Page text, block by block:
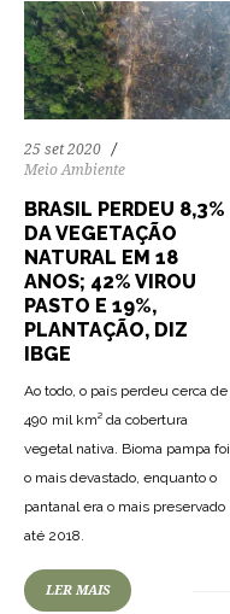
25 set 2020
Meio Ambiente
BRASIL PERDEU 8,3%
DA VEGETAÇÃO
NATURAL EM 18
ANOS; 42% VIROU
PASTO E 19%,
PLANTAÇÃO, DIZ
IBGE
Ao todo, o país perdeu cerca de
490 mil km² da cobertura
vegetal nativa. Bioma pampa foi
o mais devastado, enquanto o
pantanal era o mais preservado
até 2018.
LER MAIS